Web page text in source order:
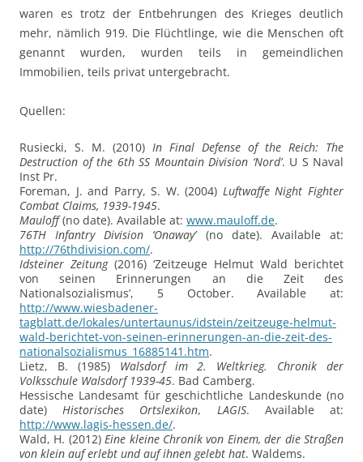
waren es trotz der Entbehrungen des Krieges deutlich
mehr, nämlich 919. Die Flüchtlinge, wie die Menschen oft
genannt wurden, wurden teils in gemeindlichen
Immobilien, teils privat untergebracht.
Quellen:
Rusiecki, S. M. (2010) In Final Defense of the Reich: The
Destruction of the 6th SS Mountain Division ‘Nord’. U S Naval
Inst Pr.
Foreman, J. and Parry, S. W. (2004) Luftwaffe Night Fighter
Combat Claims, 1939-1945.
Mauloff(no date). Available at: www.mauloff.de.
76TH Infantry Division ‘Onaway’(no date). Available at:
http://76thdivision.com/.
Idsteiner Zeitung(2016) ‘Zeitzeuge Helmut Wald berichtet
von seinen Erinnerungen an die Zeit des
Nationalsozialismus’, 5 October. Available at:
http://www.wiesbadener-
tagblatt.de/lokales/untertaunus/idstein/zeitzeuge-helmut-
wald-berichtet-von-seinen-erinnerungen-an-die-zeit-des-
nationalsozialismus_16885141.htm.
Lietz, B. (1985) Walsdorf im 2. Weltkrieg. Chronik der
Volksschule Walsdorf 1939-45. Bad Camberg.
Hessische Landesamt für geschichtliche Landeskunde (no
date)Historisches Ortslexikon, LAGIS. Available at:
http://www.lagis-hessen.de/.
Wald, H. (2012)Eine kleine Chronik von Einem, der die Straßen
von klein auf erlebt und auf ihnen gelebt hat. Waldems.